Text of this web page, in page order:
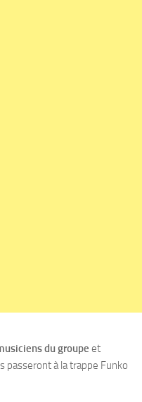
du groupe et
passeront à la trappe Funko